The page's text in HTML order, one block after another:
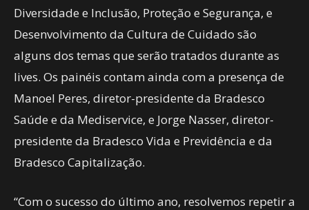
Diversidade e Inclusão, Proteção e Segurança, e
Desenvolvimento da Cultura de Cuidado são
alguns dos temas que serão tratados durante as
lives. Os painéis contam ainda com a presença de
Manoel Peres, diretor-presidente da Bradesco
Saúde e da Mediservice, e Jorge Nasser, diretor-
presidente da Bradesco Vida e Previdência e da
Bradesco Capitalização.
“Com o sucesso do último ano, resolvemos repetir a